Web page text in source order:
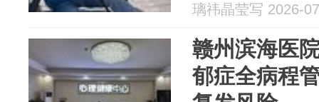
璃祎晶莹写 2026-
赣州滨海医
郁症全病程